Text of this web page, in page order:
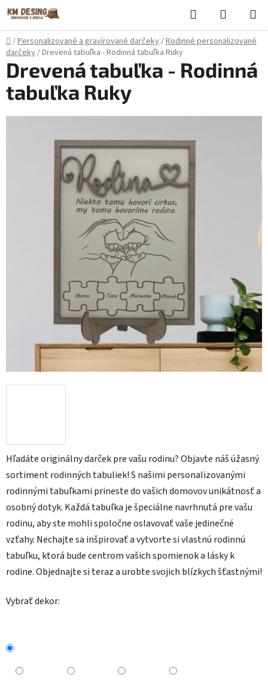
Prejsť
na
obsah
Hľadať
KOŠÍK
Domov
/Personalizované a gravírované darčeky/Rodinné personalizované
darčeky/Drevená tabuľka - Rodinná tabuľka Ruky
Hľadáte originálny darček pre vašu rodinu? Objavte náš úžasný
sortiment rodinných tabuliek! S našimi personalizovanými
rodinnými tabuľkami prineste do vašich domovov unikátnosť a
osobný dotyk. Každá tabuľka je špeciálne navrhnutá pre vašu
rodinu, aby ste mohli spoločne oslavovať vaše jedinečné
vzťahy. Nechajte sa inšpirovať a vytvorte si vlastnú rodinnú
tabuľku, ktorá bude centrom vašich spomienok a lásky k
rodine. Objednajte si teraz a urobte svojich blízkych šťastnými!
Vybrať dekor:
Drevená tabuľka - Rodinná
tabuľka Ruky